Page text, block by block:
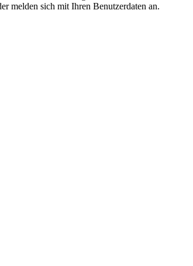
melden sich mit Ihren Benutzerdaten an.